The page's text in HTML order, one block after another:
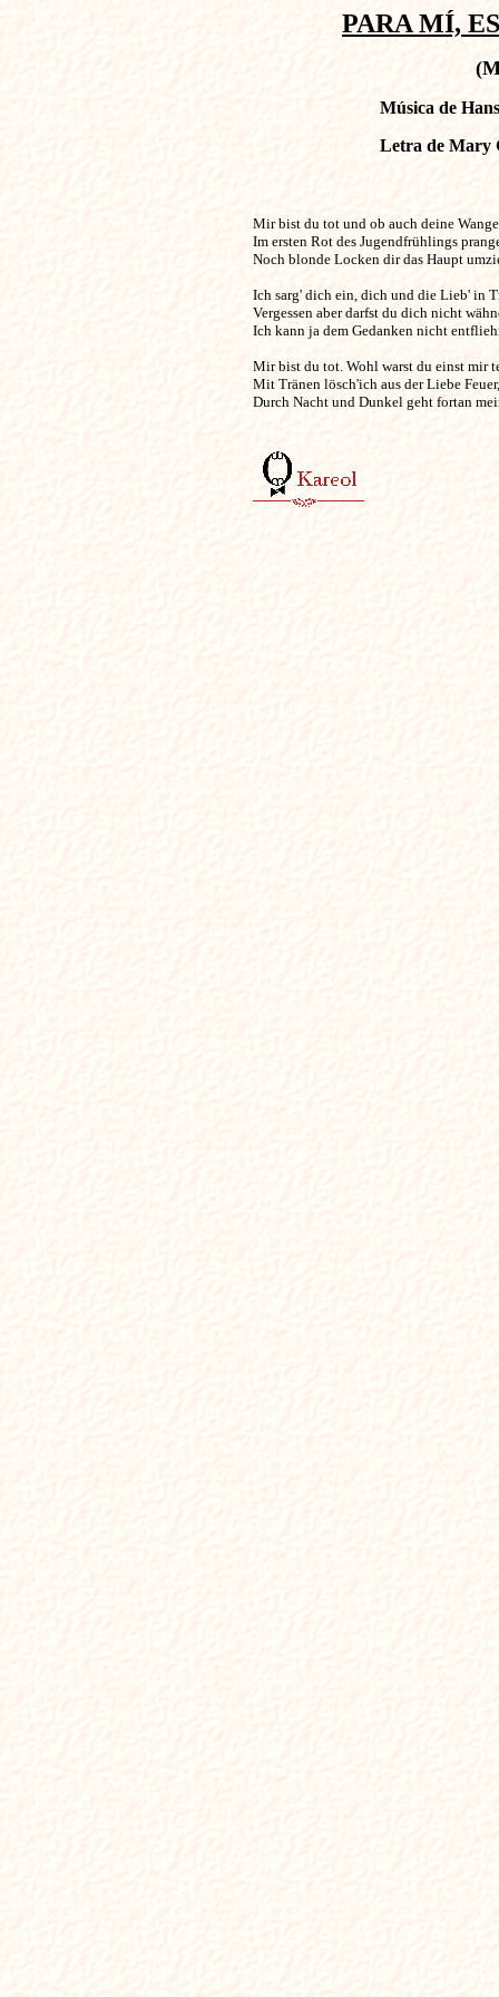
PARA MÍ,
Música de
Letra de Mary
Mir bist du tot und ob auch
Im ersten Rot des Jugendfrühlings
Noch blonde Locken dir das Haupt
Ich sarg' dich ein, dich und die Lieb' in
Vergessen aber darfst du dich nicht
Ich kann ja dem Gedanken nicht
Mir bist du tot. Wohl warst du einst mir
Mit Tränen lösch'ich aus der Liebe Feuer,
Durch Nacht und Dunkel geht fortan